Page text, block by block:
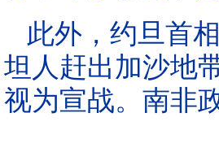
此外，约旦首
坦人赶出加沙地
视为宣战。南非